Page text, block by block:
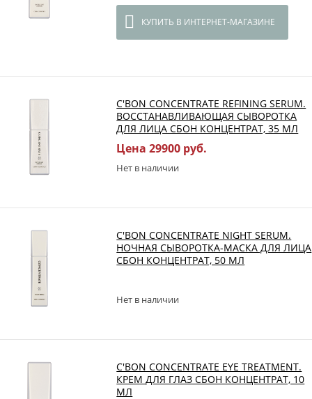
КУПИТЬ В ИНТЕРНЕТ-МАГАЗИНЕ
C'BON CONCENTRATE REFINING SERUM.
ВОССТАНАВЛИВАЮЩАЯ СЫВОРОТКА
ДЛЯ ЛИЦА СБОН КОНЦЕНТРАТ, 35 МЛ
Цена 29900 руб.
Нет в наличии
C'BON CONCENTRATE NIGHT SERUM.
НОЧНАЯ СЫВОРОТКА-МАСКА ДЛЯ ЛИЦА
СБОН КОНЦЕНТРАТ, 50 МЛ
Нет в наличии
C'BON CONCENTRATE EYE TREATMENT.
КРЕМ ДЛЯ ГЛАЗ СБОН КОНЦЕНТРАТ, 10
МЛ